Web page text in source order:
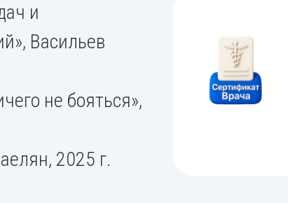
и
Васильев
не бояться»,
2025 г.